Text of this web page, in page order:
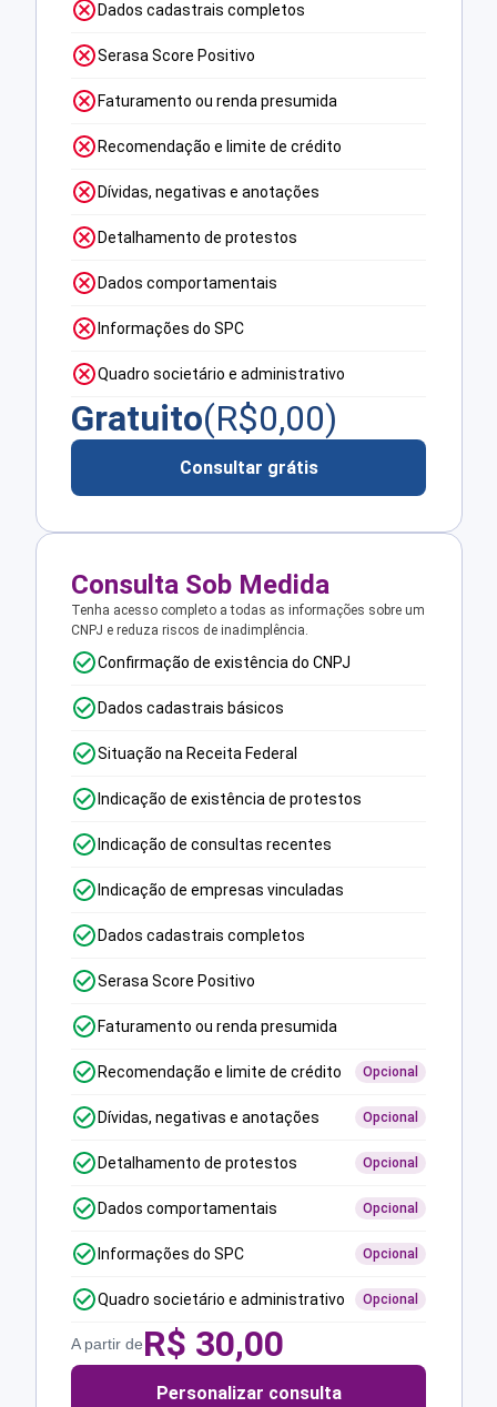
Dados cadastrais completos
Serasa Score Positivo
Faturamento ou renda presumida
Recomendação e limite de crédito
Dívidas, negativas e anotações
Detalhamento de protestos
Dados comportamentais
Informações do SPC
Quadro societário e administrativo
Gratuito(R$0,00)
Consultar grátis
Consulta Sob Medida
Tenha acesso completo a todas as informações sobre um
CNPJ e reduza riscos de inadimplência.
Confirmação de existência do CNPJ
Dados cadastrais básicos
Situação na Receita Federal
Indicação de existência de protestos
Indicação de consultas recentes
Indicação de empresas vinculadas
Dados cadastrais completos
Serasa Score Positivo
Faturamento ou renda presumida
Recomendação e limite de crédito Opcional
Dívidas, negativas e anotações Opcional
Detalhamento de protestos Opcional
Dados comportamentais Opcional
Informações do SPC Opcional
Quadro societário e administrativo Opcional
A partir deR$ 30,00
Personalizar consulta